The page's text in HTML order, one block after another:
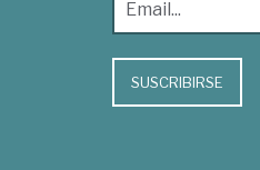
SUSCRIBIRSE